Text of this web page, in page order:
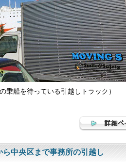
乗船を待っている引越しトラック）
中央区まで事務所の引越し